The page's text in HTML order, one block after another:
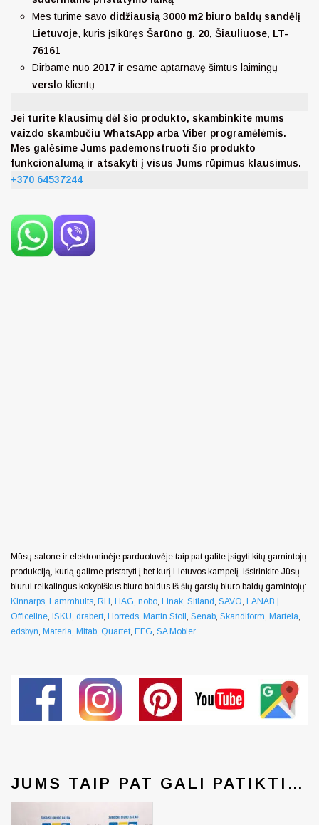
Mes turime savo didžiausią 3000 m2 biuro baldų sandėlį
Lietuvoje, kuris įsikūręs Šarūno g. 20, Šiauliuose, LT-
76161
Dirbame nuo 2017 ir esame aptarnavę šimtus laimingų
verslo klientų
Jei turite klausimų dėl šio produkto, skambinkite mums
vaizdo skambučiu WhatsApp arba Viber programėlėmis.
Mes galėsime Jums pademonstruoti šio produkto
funkcionalumą ir atsakyti į visus Jums rūpimus klausimus.
+370 64537244
Mūsų salone ir elektroninėje parduotuvėje taip pat galite įsigyti kitų gamintojų
produkciją, kurią galime pristatyti į bet kurį Lietuvos kampelį. Išsirinkite Jūsų
biurui reikalingus kokybiškus biuro baldus iš šių garsių biuro baldų gamintojų:
Kinnarps, Lammhults, RH, HAG, nobo, Linak, Sitland, SAVO, LANAB |
Officeline, ISKU, drabert, Horreds, Martin Stoll , Senab, Skandiform, Martela,
edsbyn, Materia, Mitab, Quartet, EFG, SA Mobler
JUMS TAIP PAT GALI PATIKTI…